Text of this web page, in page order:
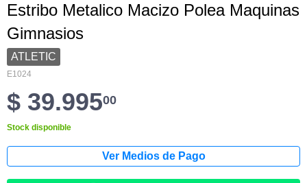
Estribo Metalico Macizo Polea Maquinas
Gimnasios
ATLETIC
E1024
$ 39.99500
Stock disponible